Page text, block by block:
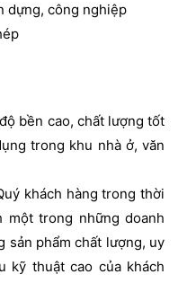
dựng, công nghiệp
bền cao, chất lượng tốt
trong khu nhà ở, văn
khách hàng trong thời
một trong những doanh
sản phẩm chất lượng, uy
kỹ thuật cao của khách